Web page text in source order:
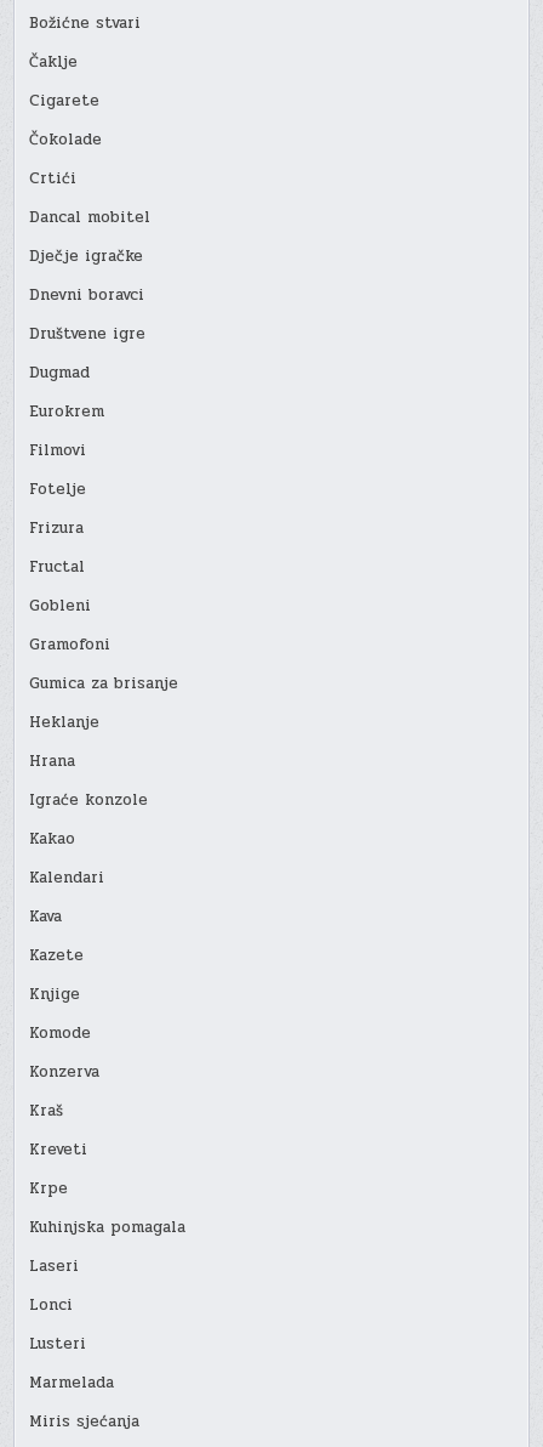
Božićne stvari
Čaklje
Cigarete
Čokolade
Crtići
Dancal mobitel
Dječje igračke
Dnevni boravci
Društvene igre
Dugmad
Eurokrem
Filmovi
Fotelje
Frizura
Fructal
Gobleni
Gramofoni
Gumica za brisanje
Heklanje
Hrana
Igraće konzole
Kakao
Kalendari
Kava
Kazete
Knjige
Komode
Konzerva
Kraš
Kreveti
Krpe
Kuhinjska pomagala
Laseri
Lonci
Lusteri
Marmelada
Miris sjećanja